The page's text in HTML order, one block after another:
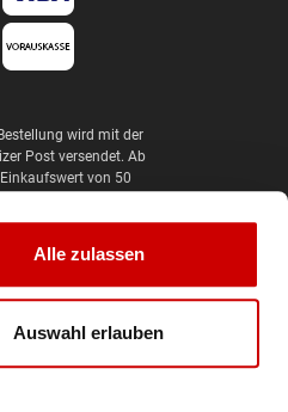
Alle zulassen
Auswahl erlauben
wird mit der
Post versendet. Ab
von 50
der Schweiz